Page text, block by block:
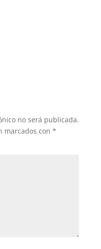
no será publicada.
marcados con *